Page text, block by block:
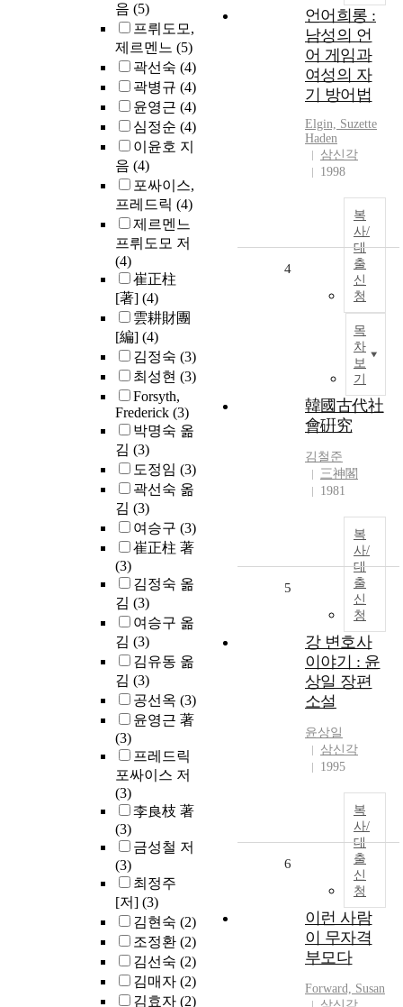
음 (5)
프뤼도모,
제르멘느 (5)
곽선숙 (4)
곽병규 (4)
윤영근 (4)
심정순 (4)
이윤호 지
음 (4)
포싸이스,
프레드릭 (4)
제르멘느
프뤼도모 저
(4)
崔正柱
[著] (4)
雲耕財團
[編] (4)
김정숙 (3)
최성현 (3)
Forsyth,
Frederick (3)
박명숙 옮
김 (3)
도정임 (3)
곽선숙 옮
김 (3)
여승구 (3)
崔正柱 著
(3)
김정숙 옮
김 (3)
여승구 옮
김 (3)
김유동 옮
김 (3)
공선옥 (3)
윤영근 著
(3)
프레드릭
포싸이스 저
(3)
李良枝 著
(3)
금성철 저
(3)
최정주
[저] (3)
김현숙 (2)
조정환 (2)
김선숙 (2)
김매자 (2)
김효자 (2)
언어희롱 :
남성의 언
어 게임과
여성의 자
기 방어법
Elgin, Suzette
Haden
삼신각
1998
복
사/
대
출
신
청
목
차
보
기
4
韓國古代社
會硏究
김철준
三神閣
1981
복
사/
대
출
신
청
5
강 변호사
이야기 : 윤
상일 장편
소설
윤상일
삼신각
1995
복
사/
대
출
신
청
6
이런 사람
이 무자격
부모다
Forward, Susan